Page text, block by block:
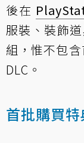
後在
服裝、裝飾
組，惟不包
DLC。
首批購買